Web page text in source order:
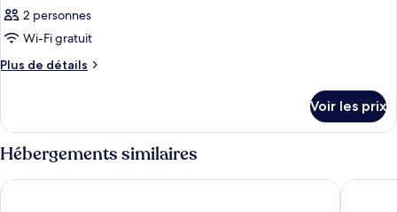
2 personnes
Wi-Fi gratuit
Plus de détails
Plus
le
type
de
Chambre
Voir les prix
Hébergements similaires
Maritim Hotel Königswinter